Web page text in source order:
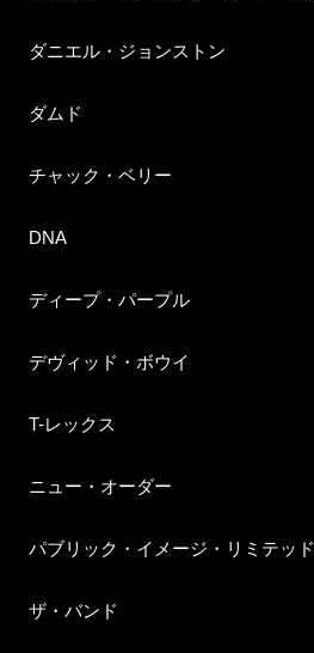
ダニエル・ジョンストン
ダムド
チャック・ベリー
DNA
ディープ・パープル
デヴィッド・ボウイ
T-レックス
ニュー・オーダー
パブリック・イメージ・リミテッド
ザ・バンド